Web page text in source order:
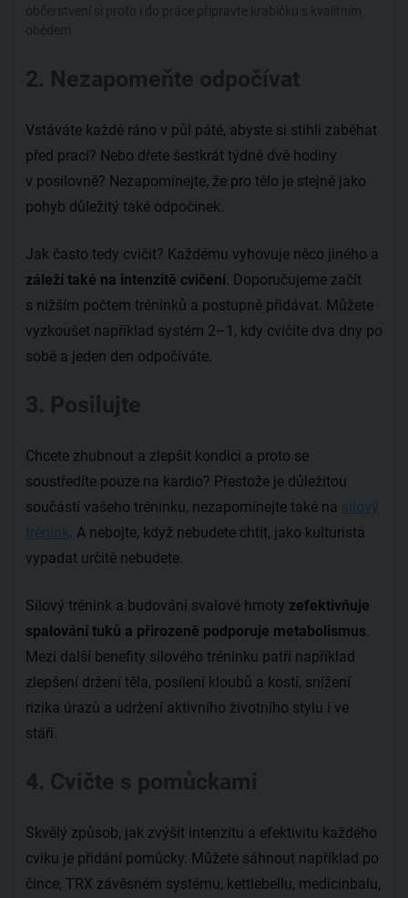
občerstvení si proto i do práce připravte krabičku s kvalitním
obědem.
2. Nezapomeňte odpočívat
Vstáváte každé ráno v půl páté, abyste si stihli zaběhat
před prací? Nebo dřete šestkrát týdně dvě hodiny
v posilovně? Nezapomínejte, že pro tělo je stejně jako
pohyb důležitý také odpočinek.
Jak často tedy cvičit? Každému vyhovuje něco jiného a
záleží také na intenzitě cvičení . Doporučujeme začít
s nižším počtem tréninků a postupně přidávat. Můžete
vyzkoušet například systém 2–1, kdy cvičíte dva dny po
sobě a jeden den odpočíváte.
3. Posilujte
Chcete zhubnout a zlepšit kondici a proto se
soustředíte pouze na kardio? Přestože je důležitou
součástí vašeho tréninku, nezapomínejte také na silový
trénink . A nebojte, když nebudete chtít, jako kulturista
vypadat určitě nebudete.
Silový trénink a budování svalové hmoty zefektivňuje
spalování tuků a přirozeně podporuje metabolismus
Mezi další benefity silového tréninku patří například
zlepšení držení těla, posílení kloubů a kostí, snížení
rizika úrazů a udržení aktivního životního stylu i ve
stáří.
4. Cvičte s pomůckami
Skvělý způsob, jak zvýšit intenzitu a efektivitu každého
cviku je přidání pomůcky. Můžete sáhnout například po
čince, TRX závěsném systému, kettlebellu, medicinbalu,